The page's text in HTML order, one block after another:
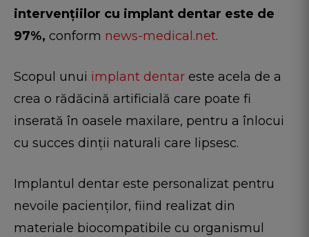
intervențiilor cu implant dentar este de
97%, conform news-medical.net.
Scopul unui implant dentar este acela de a
crea o rădăcină artificială care poate fi
inserată în oasele maxilare, pentru a înlocui
cu succes dinții naturali care lipsesc.
Implantul dentar este personalizat pentru
nevoile pacienților, fiind realizat din
materiale biocompatibile cu organismul